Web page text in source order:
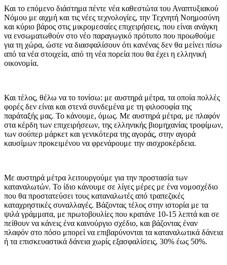
Και το επόμενο διάστημα πέντε νέα καθεστώτα του Αναπτυξιακού
Νόμου με αιχμή και τις νέες τεχνολογίες, την Τεχνητή Νοημοσύνη
και κύριο βάρος στις μικρομεσαίες επιχειρήσεις, που είναι ανάγκη
να ενσωματωθούν στο νέο παραγωγικό πρότυπο που προωθούμε
για τη χώρα, ώστε να διασφαλίσουν ότι κανένας δεν θα μείνει πίσω
από τα νέα στοιχεία, από τη νέα πορεία που θα έχει η ελληνική
οικονομία.
Και τέλος, θέλω να το τονίσω: με αυστηρά μέτρα, τα οποία πολλές
φορές δεν είναι και στενά συνδεμένα με τη φιλοσοφία της
παράταξής μας. Το κάνουμε, όμως. Με αυστηρά μέτρα, με πλαφόν
στα κέρδη των επιχειρήσεων, της ελληνικής βιομηχανίας τροφίμων,
των σούπερ μάρκετ και γενικότερα της αγοράς, στην αγορά
καυσίμων προκειμένου να φρενάρουμε την αισχροκέρδεια.
Με αυστηρά μέτρα λειτουργούμε για την προστασία των
καταναλωτών. Το ίδιο κάνουμε σε λίγες μέρες με ένα νομοσχέδιο
που θα προστατεύσει τους καταναλωτές από τραπεζικές
καταχρηστικές συναλλαγές. Βάζοντας τέλος στην ιστορία με τα
ψιλά γράμματα, με πρωτοβουλίες που κρατάνε 10-15 λεπτά και σε
πείθουν να κάνεις ένα καινούργιο σχέδιο, και βάζοντας έναν
πλαφόν στο πόσο μπορεί να επιβαρύνονται τα καταναλωτικά δάνεια
ή τα επισκευαστικά δάνεια χωρίς εξασφαλίσεις, 30% έως 50%.